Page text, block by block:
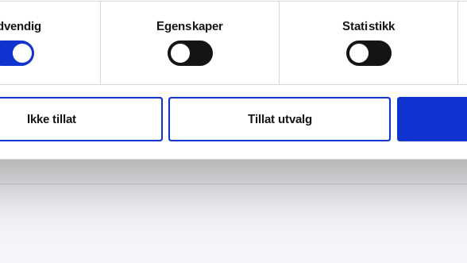
Egenskaper Statistikk
Ikke tillat Tillat utvalg